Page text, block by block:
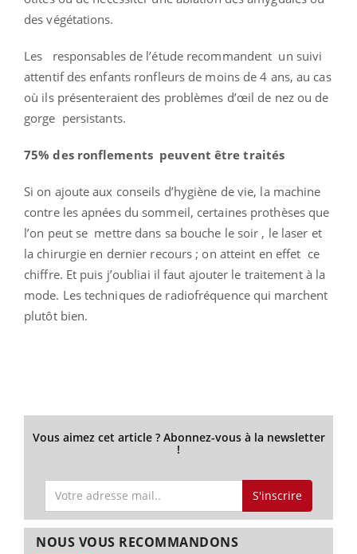
des végétations.
Les responsables de l’étude recommandent un suivi
attentif des enfants ronfleurs de moins de 4 ans, au cas
où ils présenteraient des problèmes d’œil de nez ou de
gorge persistants.
75% des ronflements peuvent être traités
Si on ajoute aux conseils d’hygiène de vie, la machine
contre les apnées du sommeil, certaines prothèses que
l’on peut se mettre dans sa bouche le soir , le laser et
la chirurgie en dernier recours ; on atteint en effet ce
chiffre. Et puis j’oubliai il faut ajouter le traitement à la
mode. Les techniques de radiofréquence qui marchent
plutôt bien.
Vous aimez cet article ? Abonnez-vous à la newsletter
!
S'inscrire
NOUS VOUS RECOMMANDONS